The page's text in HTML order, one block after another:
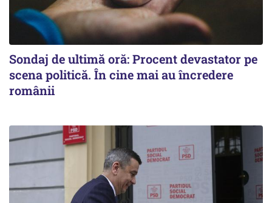
Sondaj de ultimă oră: Procent devastator pe
scena politică. În cine mai au încredere
românii